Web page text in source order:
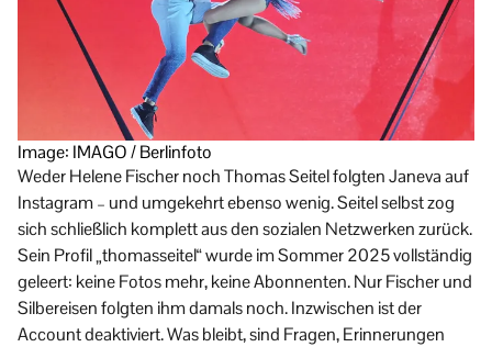
Image: IMAGO / Berlinfoto
Weder Helene Fischer noch Thomas Seitel folgten Janeva auf
Instagram – und umgekehrt ebenso wenig. Seitel selbst zog
sich schließlich komplett aus den sozialen Netzwerken zurück.
Sein Profil „thomasseitel“ wurde im Sommer 2025 vollständig
geleert: keine Fotos mehr, keine Abonnenten. Nur Fischer und
Silbereisen folgten ihm damals noch. Inzwischen ist der
Account deaktiviert. Was bleibt, sind Fragen, Erinnerungen